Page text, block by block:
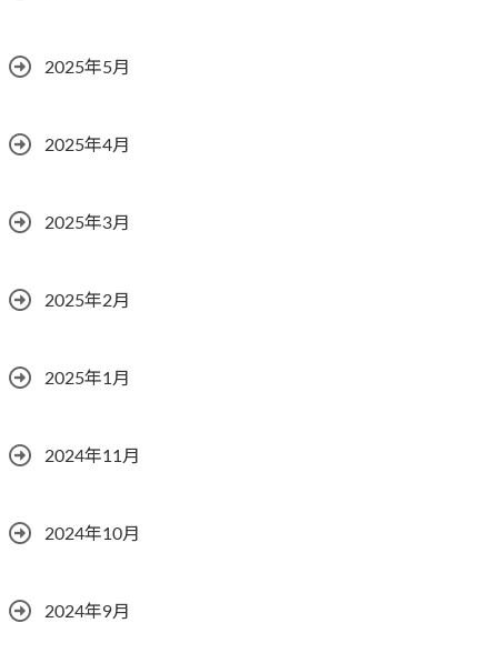
2025年5月
2025年4月
2025年3月
2025年2月
2025年1月
2024年11月
2024年10月
2024年9月